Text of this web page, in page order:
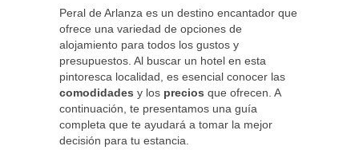
Peral de Arlanza es un destino encantador que
ofrece una variedad de opciones de
alojamiento para todos los gustos y
presupuestos. Al buscar un hotel en esta
pintoresca localidad, es esencial conocer las
comodidades y los precios que ofrecen. A
continuación, te presentamos una guía
completa que te ayudará a tomar la mejor
decisión para tu estancia.